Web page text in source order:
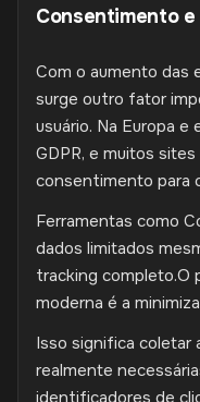
Consentimento
Com o aumento das
surge outro fator
usuário. Na Europa
GDPR, e muitos
consentimento para
Ferramentas como
dados limitados
tracking completo.O
moderna é a
Isso significa coletar
realmente